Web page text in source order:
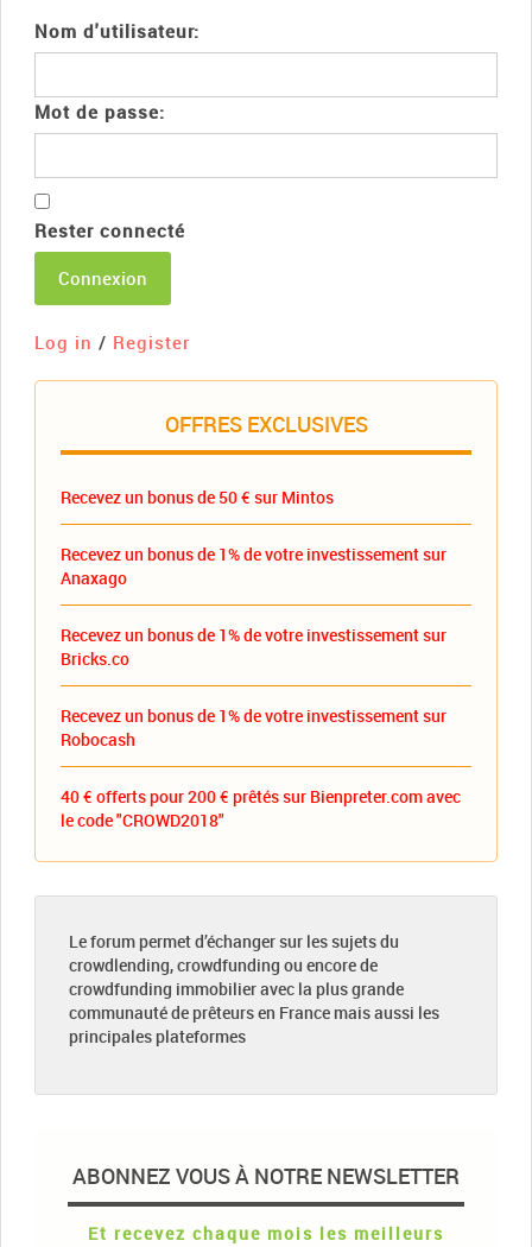
Nom d'utilisateur:
Mot de passe:
Rester connecté
Connexion
Log in / Register
OFFRES EXCLUSIVES
Recevez un bonus de 50 € sur Mintos
Recevez un bonus de 1% de votre investissement sur
Anaxago
Recevez un bonus de 1% de votre investissement sur
Bricks.co
Recevez un bonus de 1% de votre investissement sur
Robocash
40 € offerts pour 200 € prêtés sur Bienpreter.com avec
le code "CROWD2018"
Le forum permet d’échanger sur les sujets du
crowdlending, crowdfunding ou encore de
crowdfunding immobilier avec la plus grande
communauté de prêteurs en France mais aussi les
principales plateformes
ABONNEZ VOUS À NOTRE NEWSLETTER
Et recevez chaque mois les meilleurs